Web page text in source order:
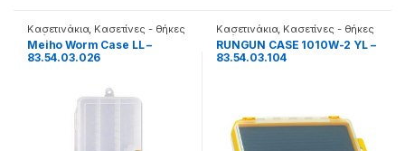
Κασετινάκια, Κασετίνες - θήκες
- βάσεις
Meiho Worm Case LL –
83.54.03.026
Κασετινάκια, Κασετίνες - θήκες
- βάσεις
RUNGUN CASE 1010W-2 YL –
83.54.03.104